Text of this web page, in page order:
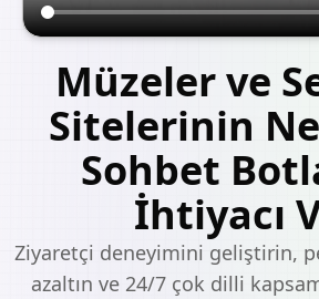
Müzeler ve
Sitelerinin
Sohbet
İhtiyacı
Ziyaretçi deneyimini geliştirin,
azaltın ve 24/7 çok dilli